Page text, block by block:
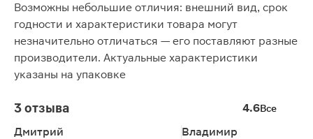
Возможны небольшие отличия: внешний вид, срок
годности и характеристики товара могут
незначительно отличаться — его поставляют разные
производители. Актуальные характеристики
указаны на упаковке
3 отзыва 4.6Все
Дмитрий Владимир